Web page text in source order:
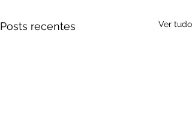
Posts recentes Ver tudo